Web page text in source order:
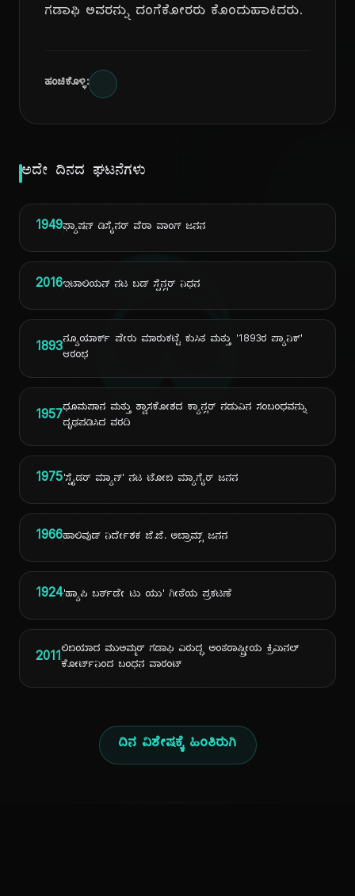
ದಿ
ಗಡಾಫಿ ಅವರನ್ನು ದಂಗೆಕೋರರು ಕೊಂದುಹಾಕಿದರು.
ಹಂಚಿಕೊಳ್ಳಿ:
ಅದೇ ದಿನದ ಘಟನೆಗಳು
1949ಫ್ಯಾಷನ್ ಡಿಸೈನರ್ ವೆರಾ ವಾಂಗ್ ಜನನ
2016ಇಟಾಲಿಯನ್ ನಟ ಬಡ್ ಸ್ಪೆನ್ಸರ್ ನಿಧನ
1893ನ್ಯೂಯಾರ್ಕ್ ಷೇರು ಮಾರುಕಟ್ಟೆ ಕುಸಿತ ಮತ್ತು '1893ರ ಪ್ಯಾನಿಕ್'
ಆರಂಭ
1957ಧೂಮಪಾನ ಮತ್ತು ಶ್ವಾಸಕೋಶದ ಕ್ಯಾನ್ಸರ್ ನಡುವಿನ ಸಂಬಂಧವನ್ನು
ದೃಢಪಡಿಸಿದ ವರದಿ
1975'ಸ್ಪೈಡರ್ ಮ್ಯಾನ್' ನಟ ಟೋಬಿ ಮ್ಯಾಗೈರ್ ಜನನ
1966ಹಾಲಿವುಡ್ ನಿರ್ದೇಶಕ ಜೆ.ಜೆ. ಅಬ್ರಾಮ್ಸ್ ಜನನ
1924'ಹ್ಯಾಪಿ ಬರ್ತ್‌ಡೇ ಟು ಯು' ಗೀತೆಯ ಪ್ರಕಟಣೆ
2011ಲಿಬಿಯಾದ ಮುಅಮ್ಮರ್ ಗಡಾಫಿ ವಿರುದ್ಧ ಅಂತರಾಷ್ಟ್ರೀಯ ಕ್ರಿಮಿನಲ್
ಕೋರ್ಟ್‌ನಿಂದ ಬಂಧನ ವಾರಂಟ್
ದಿನ ವಿಶೇಷಕ್ಕೆ ಹಿಂತಿರುಗಿ